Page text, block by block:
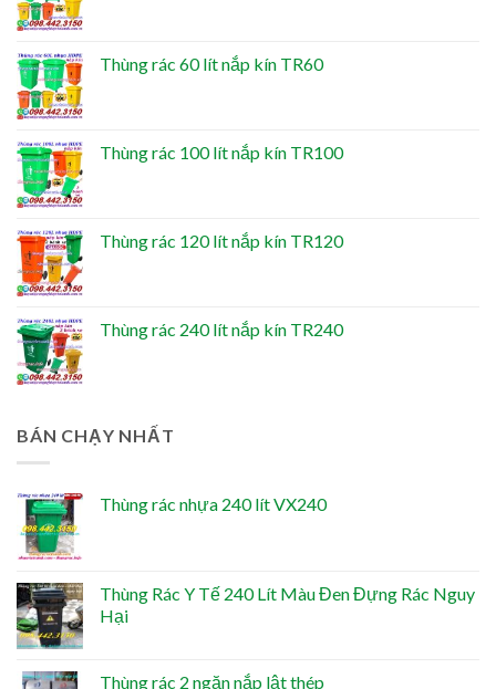
Thùng rác 60 lít nắp kín TR60
Thùng rác 100 lít nắp kín TR100
Thùng rác 120 lít nắp kín TR120
Thùng rác 240 lít nắp kín TR240
BÁN CHẠY NHẤT
Thùng rác nhựa 240 lít VX240
Thùng Rác Y Tế 240 Lít Màu Đen Đựng Rác Nguy
Hại
Thùng rác 2 ngăn nắp lật thép